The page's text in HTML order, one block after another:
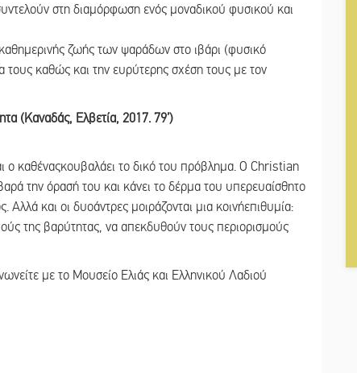
στη διαμόρφωση ενός μοναδικού φυσικού και
ζωής των ψαράδων στο ιβάρι (φυσικό
καθώς και την ευρύτερης σχέση τους με τον
(Καναδάς, Ελβετία, 2017. 79’)
ο καθέναςκουβαλάει το δικό του πρόβλημα. Ο Christian
την όρασή του και κάνει το δέρμα του υπερευαίσθητο
και οι δυοάντρες μοιράζονται μια κοινήεπιθυμία:
της βαρύτητας, να απεκδυθούν τους περιορισμούς
με το Μουσείο Ελιάς και Ελληνικού Λαδιού